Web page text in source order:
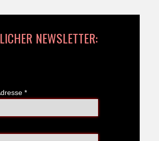
NEWSLETTER:
*